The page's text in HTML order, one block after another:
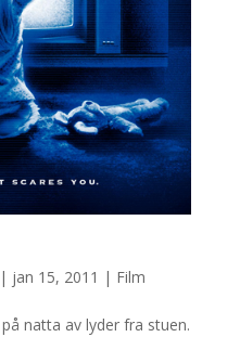
| jan 15, 2011 | Film
natta av lyder fra stuen.